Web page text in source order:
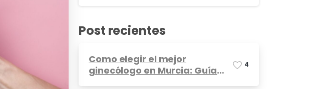
Post recientes
Como elegir el mejor
ginecólogo en Murcia: Guía
4